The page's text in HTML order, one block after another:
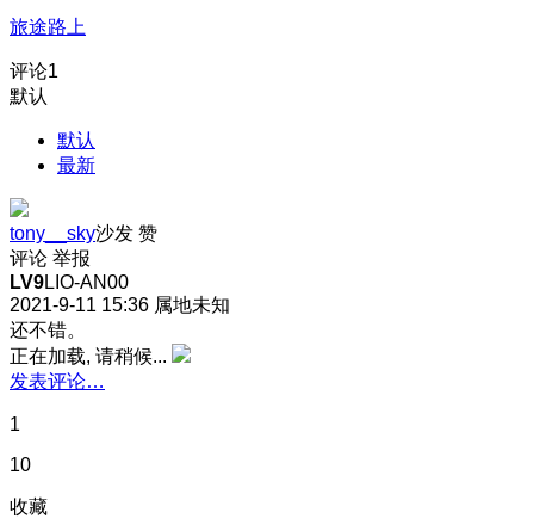
旅途路上
评论1
默认
默认
最新
tony__sky沙发 赞
评论 举报
LV9LIO-AN00
2021-9-11 15:36 属地未知
还不错。
正在加载, 请稍候...
发表评论…
1
10
收藏